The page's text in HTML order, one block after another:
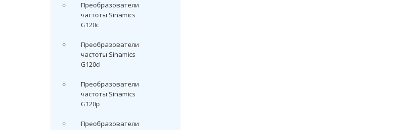
Преобразователи
частоты Sinamics
G120c
Преобразователи
частоты Sinamics
G120d
Преобразователи
частоты Sinamics
G120p
Преобразователи